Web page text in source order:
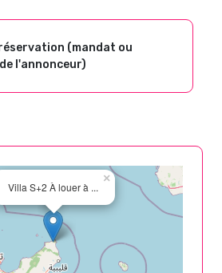
(mandat ou
l'annonceur)
Villa S+2 À louer à ...
×